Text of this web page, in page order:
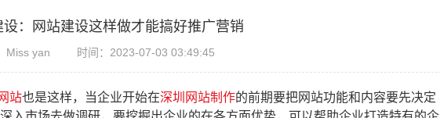
设：网站建设这样做才能搞好推广营销
Miss yan 时间：2023-07-03 03:49:45
站也是这样，当企业开始在深圳网站制作的前期要把网站功能和内容要先决定